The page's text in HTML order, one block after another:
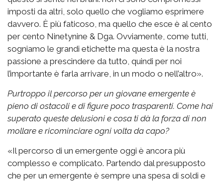
imposti da altri, solo quello che vogliamo esprimere
davvero. È più faticoso, ma quello che esce è al cento
per cento Ninetynine & Dga. Ovviamente, come tutti,
sogniamo le grandi etichette ma questa è la nostra
passione a prescindere da tutto, quindi per noi
l’importante è farla arrivare, in un modo o nell’altro».
Purtroppo il percorso per un giovane emergente è
pieno di ostacoli e di figure poco trasparenti. Come hai
superato queste delusioni e cosa ti dà la forza di non
mollare e ricominciare ogni volta da capo?
«Il percorso di un emergente oggi è ancora più
complesso e complicato. Partendo dal presupposto
che per un emergente è sempre una spesa di soldi e